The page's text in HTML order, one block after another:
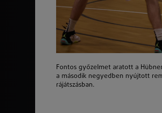
Fontos győzelmet aratott a
a második negyedben nyújtott
rájátszásban.